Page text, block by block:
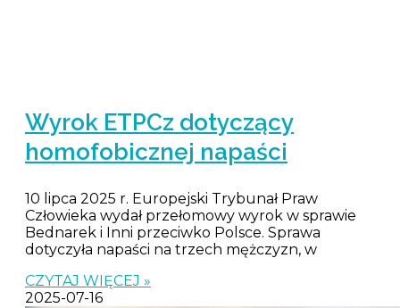
Wyrok ETPCz dotyczący
homofobicznej napaści
10 lipca 2025 r. Europejski Trybunał Praw
Człowieka wydał przełomowy wyrok w sprawie
Bednarek i Inni przeciwko Polsce. Sprawa
dotyczyła napaści na trzech mężczyzn, w
CZYTAJ WIĘCEJ »
2025-07-16